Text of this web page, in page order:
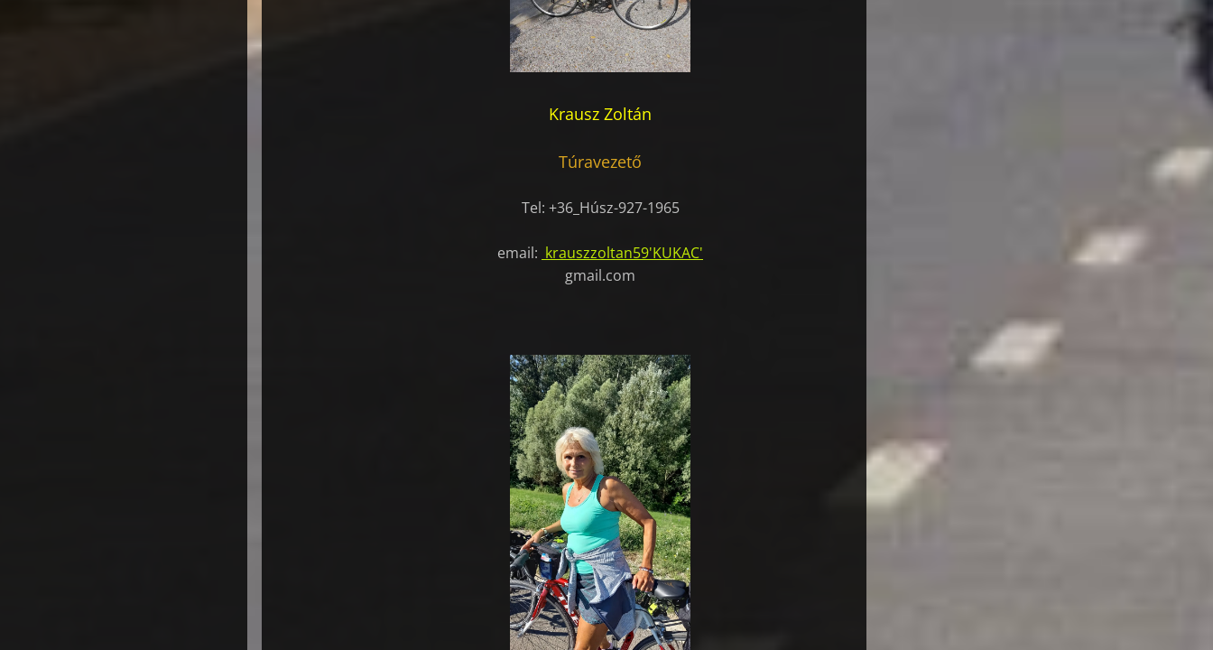
Krausz Zoltán
Túravezető
Tel: +36_Húsz-927-1965
email: krauszzoltan59'KUKAC'
gmail.com